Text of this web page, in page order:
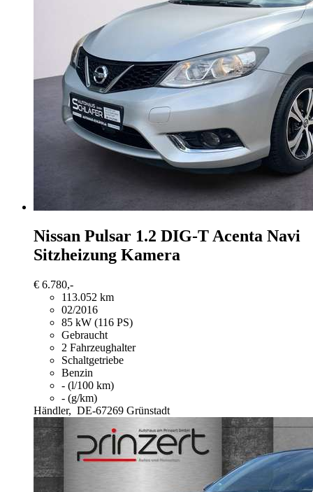
Nissan Pulsar 1.2 DIG-T Acenta Navi
Sitzheizung Kamera
€ 6.780,-
113.052 km
02/2016
85 kW (116 PS)
Gebraucht
2 Fahrzeughalter
Schaltgetriebe
Benzin
- (l/100 km)
- (g/km)
Händler, DE-67269 Grünstadt